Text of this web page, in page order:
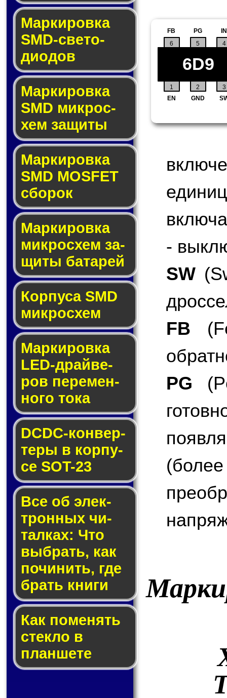
Маркировка
SMD-све­то­
дио­дов
Мар­ки­ров­ка
SMD мик­рос­
хем защиты
Мар­ки­ров­ка
SMD MOSFET
сбо­рок
Мар­ки­ров­ка
мик­ро­схем за­
щи­ты ба­та­рей
Корпуса SMD
мик­ро­схем
Маркировка
LED-драй­ве­
ров пе­ре­мен­
но­го то­ка
DCDC-кон­вер­
те­ры в кор­пу­
се SOT-23
Все об элек­
трон­ных чи­
тал­ках: Что
выб­рать, как
по­чи­нить, где
брать кни­ги
Как по­ме­нять
стек­ло в
планшете
1 2 3
4
EN GND
IN
PG
5
6
FB
6D9
-
SW
FB
PG